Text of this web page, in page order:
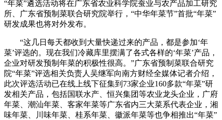
“年菜”遴选活动将在广东省农业科学院蚕业与农产品加工研究
所、广东省预制菜联合研究院举行，“中华年菜节”首批“年菜”
研发成果也将对外发布。
“这几日每天都收到大量快递过来的产品，都是参加‘年
菜’评选的。现在我们冷藏库里摆满了各式各样的‘年菜’产品，
企业对研发预制年菜的积极性很高。”广东省预制菜联合研究
院“年菜”评选相关负责人吴继军向南方财经全媒体记者介绍，
此次评选活动已在线上线下征集到73家企业160多款“年菜”研
发相关产品，包括国联水产、恒兴集团等农业龙头企业，广府
年菜、潮汕年菜、客家年菜等广东省内三大菜系代表企业，湘
味年菜、川味年菜、桂系年菜、徽派年菜等也争相推出“年菜”